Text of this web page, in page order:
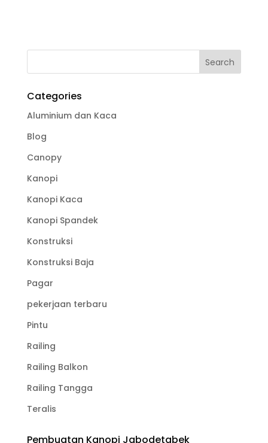
Categories
Aluminium dan Kaca
Blog
Canopy
Kanopi
Kanopi Kaca
Kanopi Spandek
Konstruksi
Konstruksi Baja
Pagar
pekerjaan terbaru
Pintu
Railing
Railing Balkon
Railing Tangga
Teralis
Pembuatan Kanopi Jabodetabek